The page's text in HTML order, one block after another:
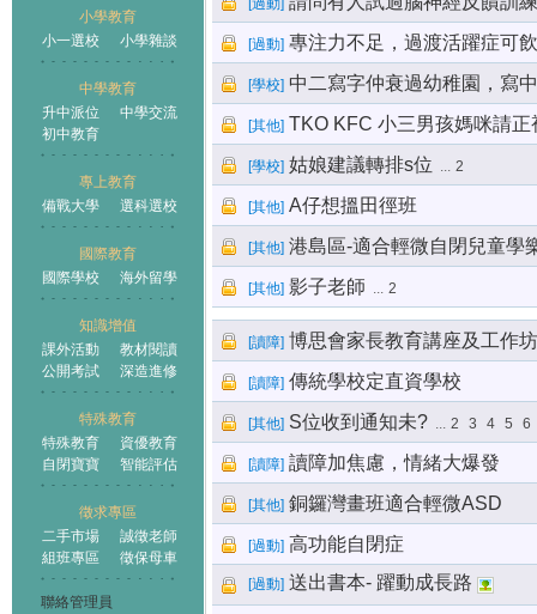
小學教育
小一選校
小學雜談
中學教育
升中派位
中學交流
初中教育
專上教育
備戰大學
選科選校
國際教育
國際學校
海外留學
知識增值
課外活動
教材閱讀
公開考試
深造進修
特殊教育
特殊教育
資優教育
自閉寶寶
智能評估
徵求專區
二手市場
誠徵老師
組班專區
徵保母車
聯絡管理員
[過動]
[過動] 專注力不足，過渡活躍症可
[學校] 中二寫字仲衰過幼稚園，寫
[其他] TKO KFC 小三男孩媽咪請正
[學校] 姑娘建議轉排s位 ... 2
[其他] A仔想搵田徑班
[其他] 港島區-適合輕微自閉兒童學
[其他] 影子老師 ... 2
[讀障] 博思會家長教育講座及工作坊
[讀障] 傳統學校定直資學校
[其他] S位收到通知未? ... 2 3 4 5 6
[讀障] 讀障加焦慮，情緒大爆發
[其他] 銅鑼灣畫班適合輕微ASD
[過動] 高功能自閉症
[過動] 送出書本- 躍動成長路